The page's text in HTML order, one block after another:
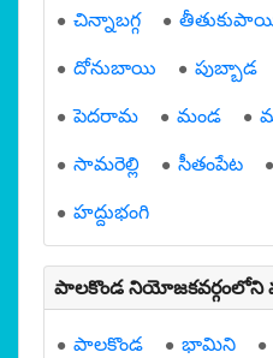
చిన్నాబగ్గ
దోనుబాయి
పుబ్బాడ
పెదరామ
మండ
సామరెల్లి
సీతంపేట
హద్దుభంగి
పాలకొండ నియోజకవర్గంలోని
పాలకొండ భామిని